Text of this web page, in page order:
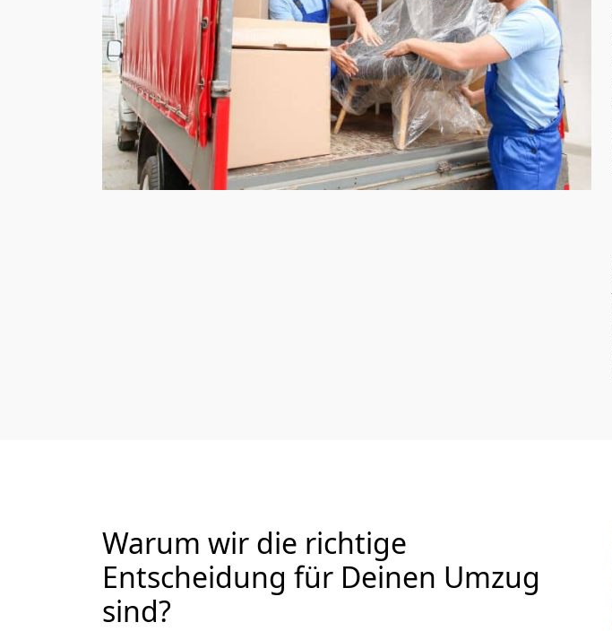
Warum wir die richtige
Entscheidung für Deinen Umzug
sind?